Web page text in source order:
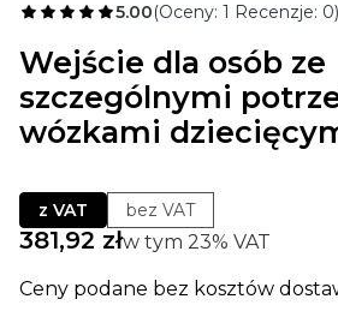
5.00(Oceny: 1 Recenzje: 0)
Wejście dla osób ze
szczególnymi
wózkami
z VAT bez VAT
Cena
381,92 złw tym 23% VAT
w tym 23% VAT
Ceny podane bez kosztów